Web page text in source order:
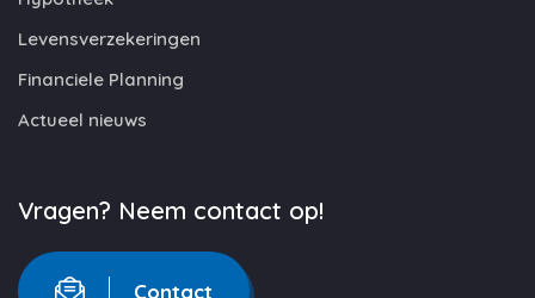
Levensverzekeringen
Financiele Planning
Actueel nieuws
Vragen? Neem contact op!
Contact